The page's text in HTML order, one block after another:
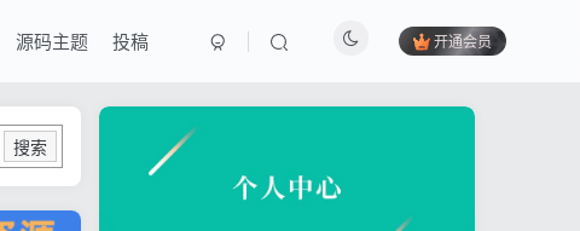
源码主题 投稿 开通会员
搜索